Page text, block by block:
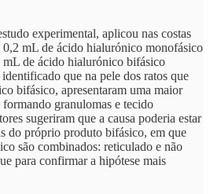
experimental, aplicou nas costas
0,2 mL de ácido hialurónico monofásico
de ácido hialurónico bifásico
que na pele dos ratos que
bifásico, apresentaram uma maior
granulomas e tecido
sugeriram que a causa poderia estar
do próprio produto bifásico, em que
são combinados: reticulado e não
para confirmar a hipótese mais